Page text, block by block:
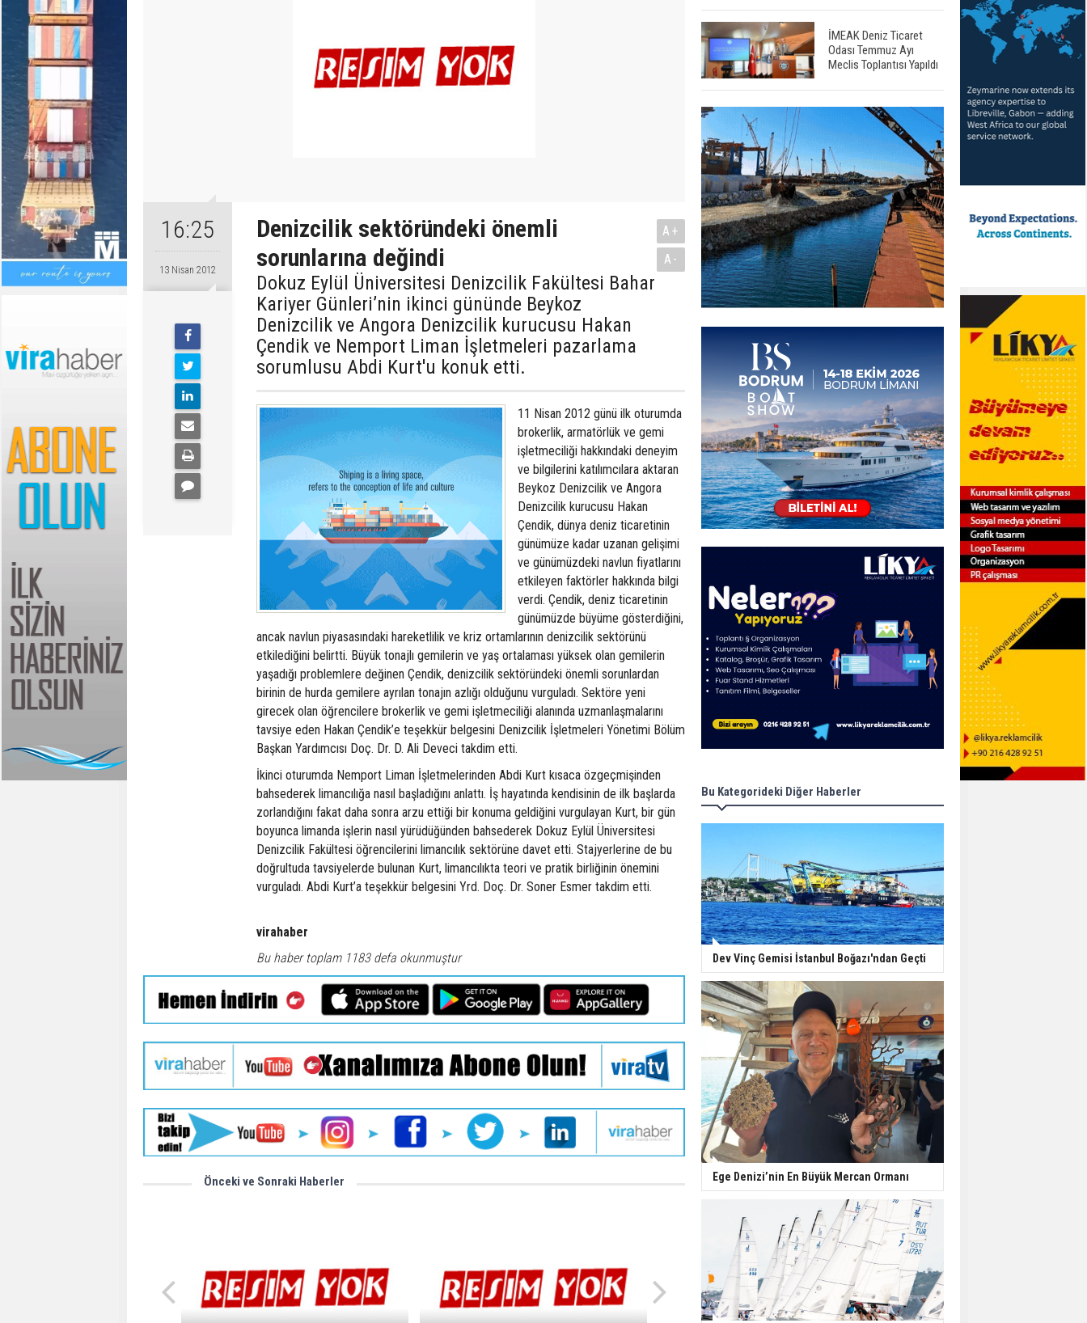
16:25
13 Nisan 2012
Denizcilik sektöründeki önemli
sorunlarına değindi
Dokuz Eylül Üniversitesi Denizcilik Fakültesi Bahar
Kariyer Günleri’nin ikinci gününde Beykoz
Denizcilik ve Angora Denizcilik kurucusu Hakan
Çendik ve Nemport Liman İşletmeleri pazarlama
sorumlusu Abdi Kurt'u konuk etti.
A+
A-
11 Nisan 2012 günü ilk oturumda
brokerlik, armatörlük ve gemi
işletmeciliği hakkındaki deneyim
ve bilgilerini katılımcılara aktaran
Beykoz Denizcilik ve Angora
Denizcilik kurucusu Hakan
Çendik, dünya deniz ticaretinin
günümüze kadar uzanan gelişimi
ve günümüzdeki navlun fiyatlarını
etkileyen faktörler hakkında bilgi
verdi. Çendik, deniz ticaretinin
günümüzde büyüme gösterdiğini,
ancak navlun piyasasındaki hareketlilik ve kriz ortamlarının denizcilik sektörünü
etkilediğini belirtti. Büyük tonajlı gemilerin ve yaş ortalaması yüksek olan gemilerin
yaşadığı problemlere değinen Çendik, denizcilik sektöründeki önemli sorunlardan
birinin de hurda gemilere ayrılan tonajın azlığı olduğunu vurguladı. Sektöre yeni
girecek olan öğrencilere brokerlik ve gemi işletmeciliği alanında uzmanlaşmalarını
tavsiye eden Hakan Çendik’e teşekkür belgesini Denizcilik İşletmeleri Yönetimi Bölüm
Başkan Yardımcısı Doç. Dr. D. Ali Deveci takdim etti.
İkinci oturumda Nemport Liman İşletmelerinden Abdi Kurt kısaca özgeçmişinden
bahsederek limancılığa nasıl başladığını anlattı. İş hayatında kendisinin de ilk başlarda
zorlandığını fakat daha sonra arzu ettiği bir konuma geldiğini vurgulayan Kurt, bir gün
boyunca limanda işlerin nasıl yürüdüğünden bahsederek Dokuz Eylül Üniversitesi
Denizcilik Fakültesi öğrencilerini limancılık sektörüne davet etti. Stajyerlerine de bu
doğrultuda tavsiyelerde bulunan Kurt, limancılıkta teori ve pratik birliğinin önemini
vurguladı. Abdi Kurt’a teşekkür belgesini Yrd. Doç. Dr. Soner Esmer takdim etti.
virahaber
Bu haber toplam 1183 defa okunmuştur
Önceki ve Sonraki Haberler
İMEAK Deniz Ticaret
Odası Temmuz Ayı
Meclis Toplantısı Yapıldı
Bu Kategorideki Diğer Haberler
Dev Vinç Gemisi İstanbul Boğazı'ndan Geçti
Ege Denizi’nin En Büyük Mercan Ormanı